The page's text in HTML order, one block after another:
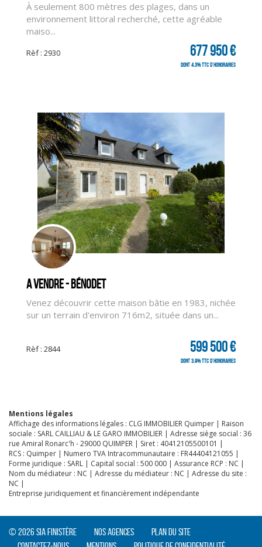
CLIQUER ICI POUR AGRANDIR
CLIQUER ICI POUR AGRANDIR
À seulement 800 mètres des plages, dans un
environnement littoral recherché, cette agréable
maiso...
Rèf : 2930 677 950 €
dont 4.3% TTC d'honoraires
A vendre - Bénodet
Venez découvrir cette maison bâtie en 1983, nichée
sur un terrain d'environ 716m2, située dans un...
Rèf : 2844 599 500 €
dont 3.9% TTC d'honoraires
Mentions légales
Affichage des informations légales : CLG IMMOBILIER Quimper | Raison
sociale : SARL CAILLIAU & LE GARO IMMOBILIER | Adresse siège social : 36
rue Amiral Ronarc'h - 29000 QUIMPER | Siret : 40412105500101 |
RCS : Quimper | Numero TVA Intracommunautaire : FR44404121055 |
Forme juridique : SARL | Capital social : 500 000 | Assurance RCP : NC |
Nom du médiateur : NC | Adresse du médiateur : NC | Adresse du site :
NC |
Entreprise juridiquement et financièrement indépendante
© 2026 SIA Finistère Nos agences
Plan du site